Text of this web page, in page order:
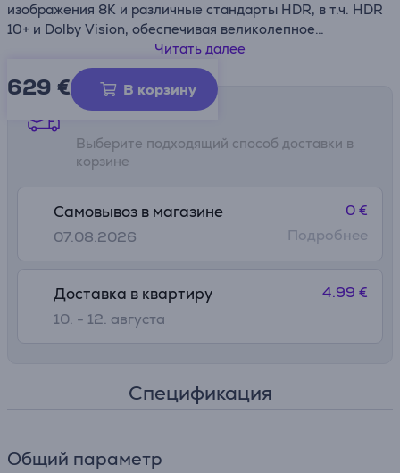
изображения 8K и различные стандарты HDR, в т.ч. HDR
10+ и Dolby Vision, обеспечивая великолепное
• Голосовое управление и беспроводная потоковая
передача музыки: поддерживает голосовое управление
Amazon Alexa и позволяет передавать музыку в
беспроводном режиме при помощи AirPlay 2
• HEOS Built-in: позволяет выполнять беспроводную
потоковую передачу музыки из разных источников и
музыкальную систему
использует программное обеспечение Audyssey EQ для
условиями в Вашем помещении
Читать далее
629 € В корзину
Способы доставки
Выберите подходящий способ доставки в
корзине
Самовывоз в магазине
07.08.2026
0 €
Подробнее
Доставка в квартиру
10. - 12. августа
4.99 €
Спецификация
Общий параметр